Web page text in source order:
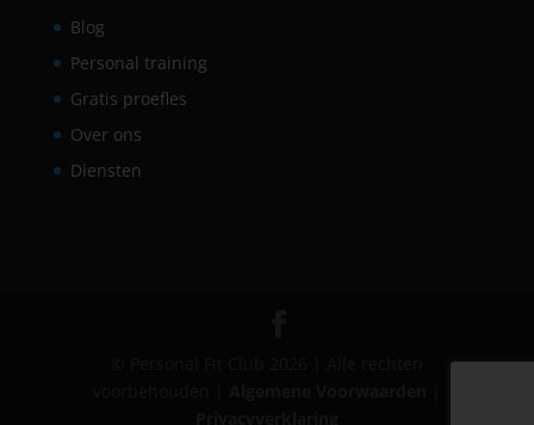
Blog
Personal training
Gratis proefles
Over ons
Diensten